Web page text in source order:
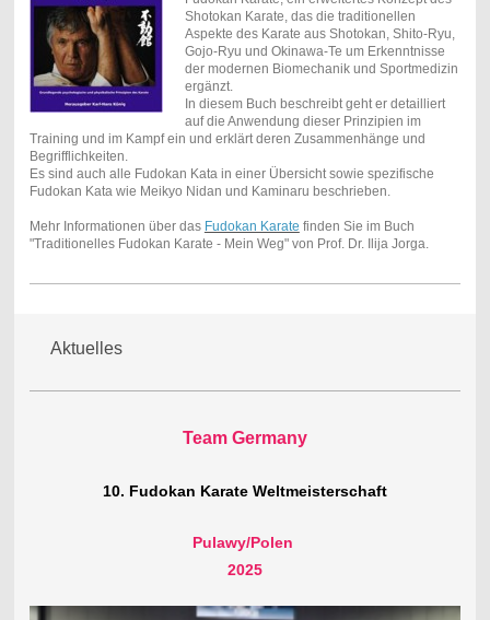
Shotokan Karate, das die traditionellen
Aspekte des Karate aus Shotokan, Shito-Ryu,
Gojo-Ryu und Okinawa-Te um Erkenntnisse
der modernen Biomechanik und Sportmedizin
ergänzt.
In diesem Buch beschreibt geht er detailliert
auf die Anwendung dieser Prinzipien im
Training und im Kampf ein und erklärt deren Zusammenhänge und
Begrifflichkeiten.
Es sind auch alle Fudokan Kata in einer Übersicht sowie spezifische
Fudokan Kata wie Meikyo Nidan und Kaminaru beschrieben.
Mehr Informationen über das Fudokan Karate finden Sie im Buch
"Traditionelles Fudokan Karate - Mein Weg" von Prof. Dr. Ilija Jorga.
Aktuelles
Team Germany
10. Fudokan Karate Weltmeisterschaft
Pulawy/Polen
2025